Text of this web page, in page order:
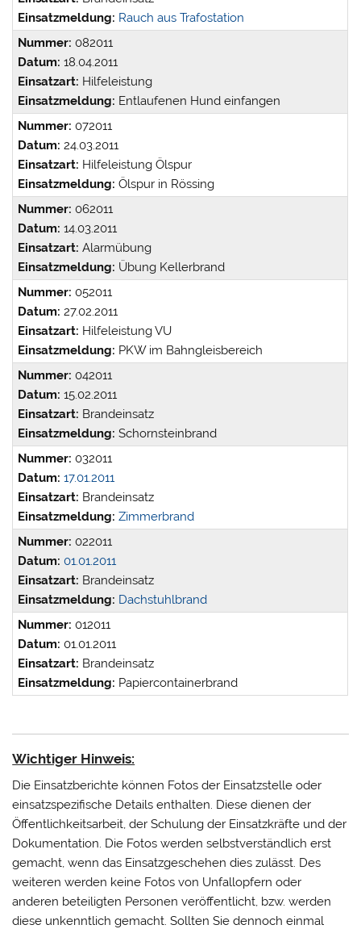
Einsatzmeldung: Rauch aus Trafostation
Nummer: 082011
Datum: 18.04.2011
Einsatzart: Hilfeleistung
Einsatzmeldung: Entlaufenen Hund einfangen
Nummer: 072011
Datum: 24.03.2011
Einsatzart: Hilfeleistung Ölspur
Einsatzmeldung: Ölspur in Rössing
Nummer: 062011
Datum: 14.03.2011
Einsatzart: Alarmübung
Einsatzmeldung: Übung Kellerbrand
Nummer: 052011
Datum: 27.02.2011
Einsatzart: Hilfeleistung VU
Einsatzmeldung: PKW im Bahngleisbereich
Nummer: 042011
Datum: 15.02.2011
Einsatzart: Brandeinsatz
Einsatzmeldung: Schornsteinbrand
Nummer: 032011
Datum: 17.01.2011
Einsatzart: Brandeinsatz
Einsatzmeldung: Zimmerbrand
Nummer: 022011
Datum: 01.01.2011
Einsatzart: Brandeinsatz
Einsatzmeldung: Dachstuhlbrand
Nummer: 012011
Datum: 01.01.2011
Einsatzart: Brandeinsatz
Einsatzmeldung: Papiercontainerbrand
Wichtiger Hinweis:
Die Einsatzberichte können Fotos der Einsatzstelle oder
einsatzspezifische Details enthalten. Diese dienen der
Öffentlichkeitsarbeit, der Schulung der Einsatzkräfte und der
Dokumentation. Die Fotos werden selbstverständlich erst
gemacht, wenn das Einsatzgeschehen dies zulässt. Des
weiteren werden keine Fotos von Unfallopfern oder
anderen beteiligten Personen veröffentlicht, bzw. werden
diese unkenntlich gemacht. Sollten Sie dennoch einmal